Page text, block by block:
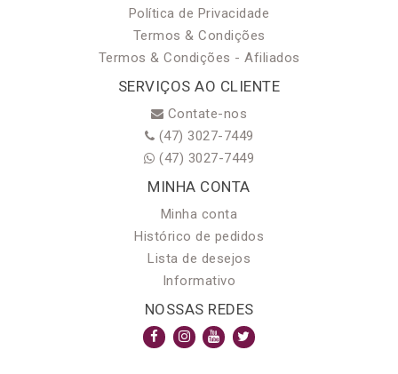
Política de Privacidade
Termos & Condições
Termos & Condições - Afiliados
SERVIÇOS AO CLIENTE
Contate-nos
(47) 3027-7449
(47) 3027-7449
MINHA CONTA
Minha conta
Histórico de pedidos
Lista de desejos
Informativo
NOSSAS REDES